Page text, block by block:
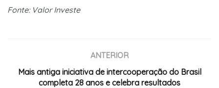
Fonte: Valor Investe
ANTERIOR
Mais antiga iniciativa de intercooperação do Brasil
completa 28 anos e celebra resultados